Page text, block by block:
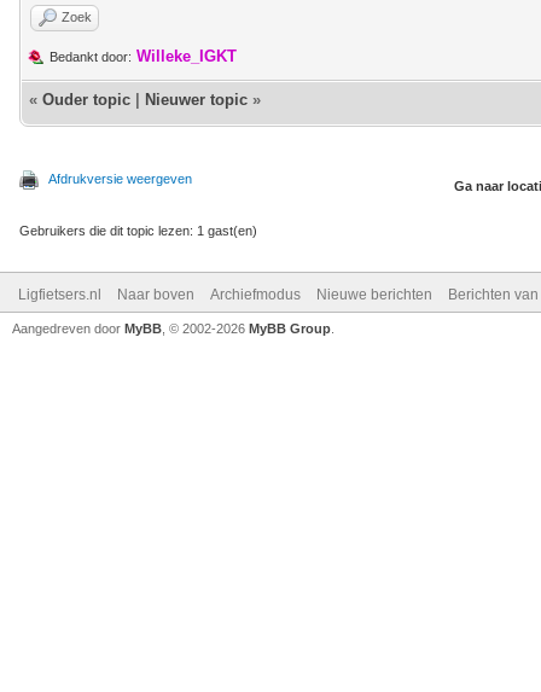
Zoek
Bedankt door: Willeke_IGKT
« Ouder topic Nieuwer topic »
Afdrukversie weergeven Ga naar
Gebruikers die dit topic lezen: 1 gast(en)
Ligfietsers.nl Naar boven Archiefmodus Nieuwe berichten Berichten
Aangedreven door MyBB , © 2002-2026 MyBB Group